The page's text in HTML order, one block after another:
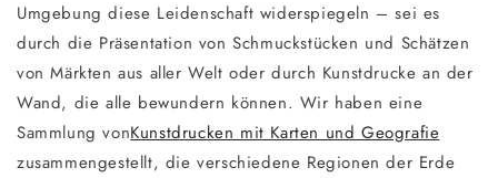
Umgebung diese Leidenschaft widerspiegeln – sei es
durch die Präsentation von Schmuckstücken und Schätzen
von Märkten aus aller Welt oder durch Kunstdrucke an der
Wand, die alle bewundern können. Wir haben eine
Sammlung vonKunstdrucken mit Karten und Geografie
zusammengestellt, die verschiedene Regionen der Erde